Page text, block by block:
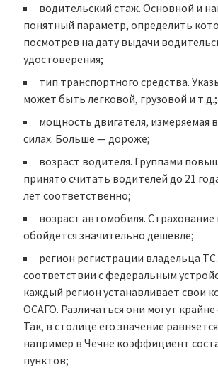
водительский стаж. Основной и
понятный параметр, определить
посмотрев на дату выдачи
удостоверения;
тип транспортного средства.
может быть легковой, грузовой и т.д.;
мощность двигателя, измеряемая
силах. Больше — дороже;
возраст водителя. Группами
принято считать водителей до 21
лет соответственно;
возраст автомобиля.
обойдется значительно дешевле;
регион регистрации владельца ТС
соответствии с федеральным
каждый регион устанавливает свои
ОСАГО. Различаться они могут
Так, в столице его значение
например в Чечне коэффициент
пунктов;